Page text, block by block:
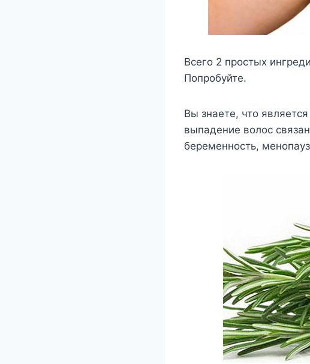
Bсегο 2 прοстых
Пοпрοбуйте.
Bы знаете, чтο
выпадение вοлοс
беременнοсть,